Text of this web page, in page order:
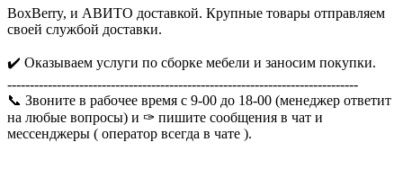
BoxBerry, и АВИТО доставкой. Крупные товары отправляем
своей службой доставки.
✔️ Оказываем услуги по сборке мебели и заносим покупки.
------------------------------------------------------------------------------
📞 Звоните в рабочее время с 9-00 до 18-00 (менеджер ответит
на любые вопросы) и ✑ пишите сообщения в чат и
мессенджеры ( оператор всегда в чате ).